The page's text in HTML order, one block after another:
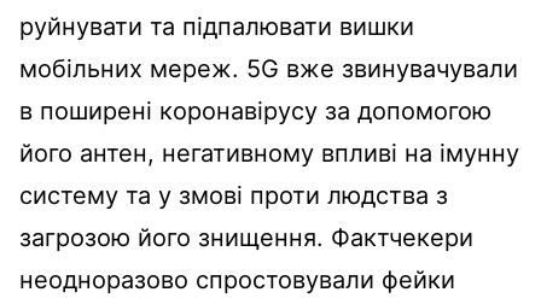
руйнувати та підпалювати вишки
мобільних мереж. 5G вже звинувачували
в поширені коронавірусу за допомогою
його антен, негативному впливі на імунну
систему та у змові проти людства з
загрозою його знищення. Фактчекери
неодноразово спростовували фейки